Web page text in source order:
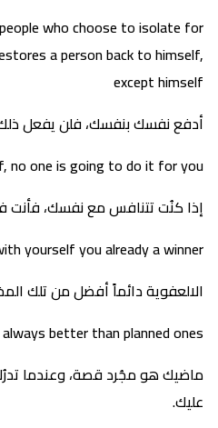
who choose to isolate for
a person back to himself,
except himself
أدفع نفسك بنفسك، فلن يفعل
no one is going to do it for you
إذا كنُت تتنافس مع نفسك، فأنت
yourself you already a winner
الالعفوية دائماً أفضل من تلك
better than planned ones
ماضيك هو مجُرد قصة، وعندما
عليك.